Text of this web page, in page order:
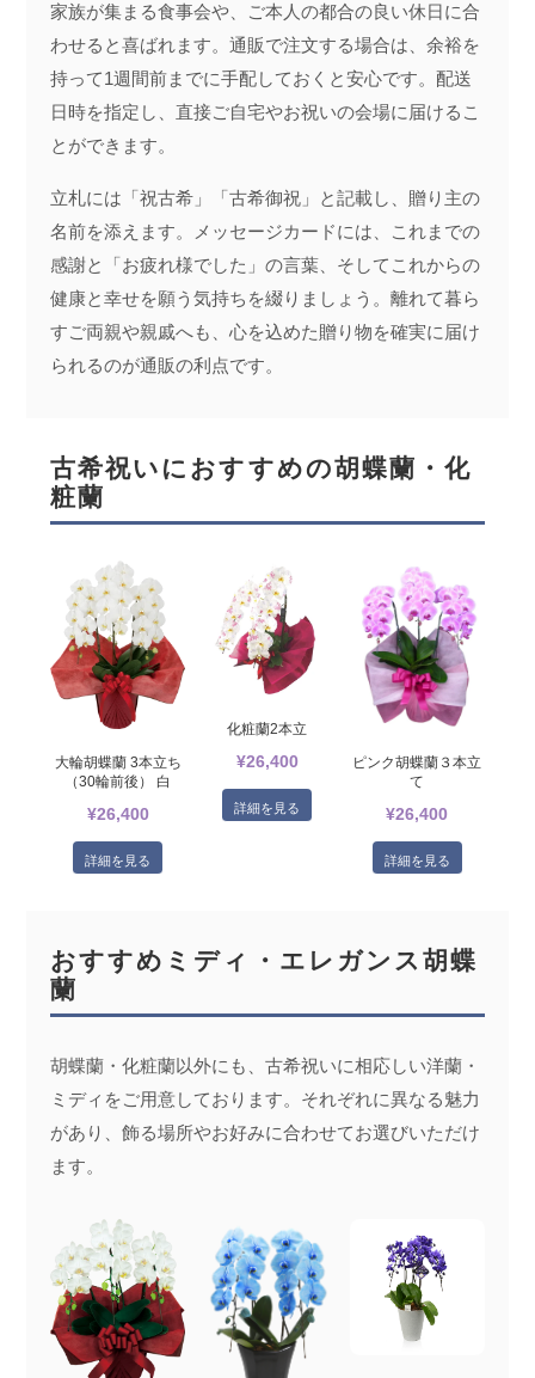
家族が集まる食事会や、ご本人の都合の良い休日に合
わせると喜ばれます。通販で注文する場合は、余裕を
持って1週間前までに手配しておくと安心です。配送
日時を指定し、直接ご自宅やお祝いの会場に届けるこ
とができます。
立札には「祝古希」「古希御祝」と記載し、贈り主の
名前を添えます。メッセージカードには、これまでの
感謝と「お疲れ様でした」の言葉、そしてこれからの
健康と幸せを願う気持ちを綴りましょう。離れて暮ら
すご両親や親戚へも、心を込めた贈り物を確実に届け
られるのが通販の利点です。
古希祝いにおすすめの胡蝶蘭・化
粧蘭
大輪胡蝶蘭 3本立ち
（30輪前後） 白
¥26,400
詳細を見る
化粧蘭2本立
¥26,400
詳細を見る
ピンク胡蝶蘭３本立
て
¥26,400
詳細を見る
おすすめミディ・エレガンス胡蝶
蘭
胡蝶蘭・化粧蘭以外にも、古希祝いに相応しい洋蘭・
ミディをご用意しております。それぞれに異なる魅力
があり、飾る場所やお好みに合わせてお選びいただけ
ます。